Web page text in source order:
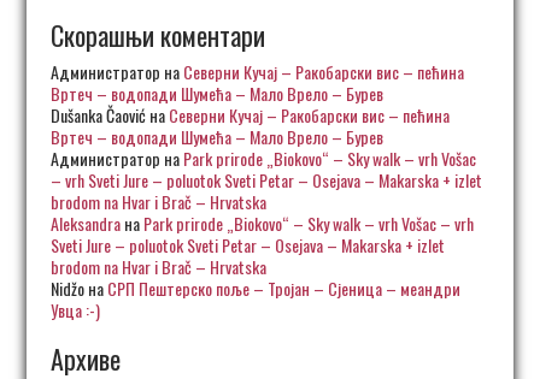
Скорашњи коментари
Администратор наСеверни Кучај – Ракобарски вис – пећина
Вртеч – водопади Шумећа – Мало Врело – Бурев
Dušanka ČaovićнаСеверни Кучај – Ракобарски вис – пећина
Вртеч – водопади Шумећа – Мало Врело – Бурев
Администратор наPark prirode „Biokovo“ – Sky walk – vrh Vošac
– vrh Sveti Jure – poluotok Sveti Petar – Osejava – Makarska + izlet
brodom na Hvar i Brač – Hrvatska
AleksandraнаPark prirode „Biokovo“ – Sky walk – vrh Vošac – vrh
Sveti Jure – poluotok Sveti Petar – Osejava – Makarska + izlet
brodom na Hvar i Brač – Hrvatska
NidžoнаСРП Пештерско поље – Тројан – Сјеница – меандри
Увца :-)
Архиве